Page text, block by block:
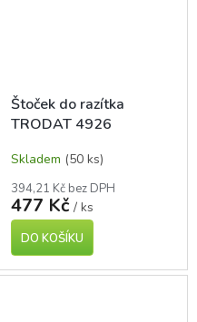
Štoček do razítka
TRODAT 4926
Skladem (50 ks)
394,21 Kč bez DPH
477 Kč / ks
DO KOŠÍKU